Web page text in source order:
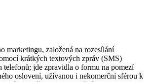
marketingu, založená na rozesílání
krátkých textových zpráv (SMS)
telefonů; jde zpravidla o formu na pomezí
oslovení, užívanou i nekomerční sférou k